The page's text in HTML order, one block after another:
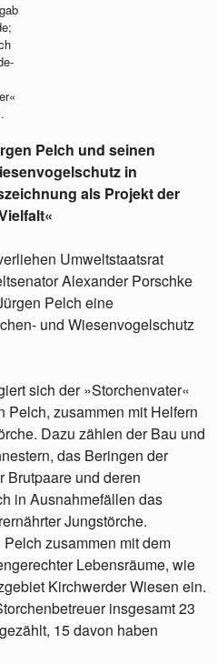
Pelch und seinen
in
als Projekt der
Umweltstaatsrat
Alexander Porschke
Pelch eine
und Wiesenvogelschutz
sich der »Storchenvater«
Pelch, zusammen mit Helfern
Dazu zählen der Bau und
das Beringen der
Brutpaare und deren
in Ausnahmefällen das
Jungstörche.
zusammen mit dem
Lebensräume, wie
Kirchwerder Wiesen ein.
insgesamt 23
15 davon haben